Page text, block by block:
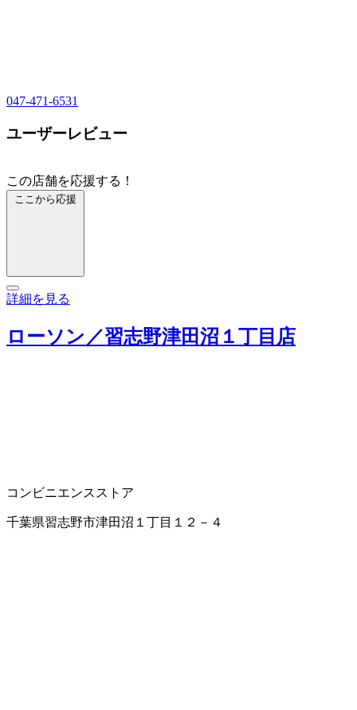
047-471-6531
ユーザーレビュー
この店舗を応援する！
ここから応援
詳細を見る
ローソン／習志野津田沼１丁目店
コンビニエンスストア
千葉県習志野市津田沼１丁目１２－４